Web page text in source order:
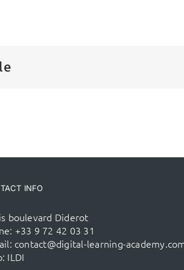
INFO
boulevard Diderot
+33 9 72 42 03 31
contact@digital-learning-
ILDI